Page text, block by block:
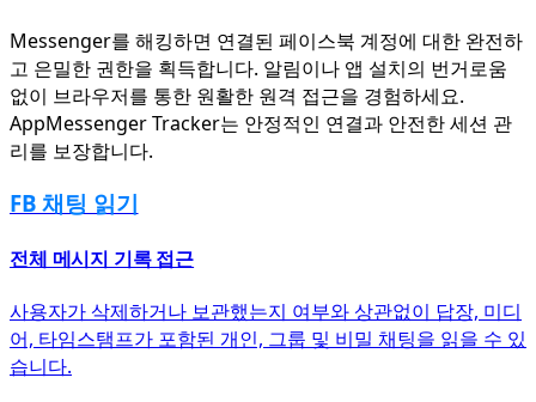
Messenger를 해킹하면 연결된 페이스북 계정에 대한 완전하
고 은밀한 권한을 획득합니다. 알림이나 앱 설치의 번거로움
없이 브라우저를 통한 원활한 원격 접근을 경험하세요.
AppMessenger Tracker는 안정적인 연결과 안전한 세션 관
리를 보장합니다.
FB 채팅 읽기
전체 메시지 기록 접근
사용자가 삭제하거나 보관했는지 여부와 상관없이 답장, 미디
어, 타임스탬프가 포함된 개인, 그룹 및 비밀 채팅을 읽을 수 있
습니다.